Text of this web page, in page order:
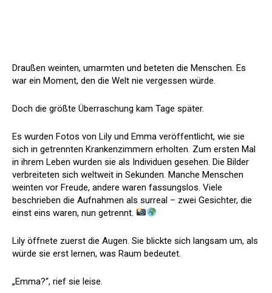
Draußen weinten, umarmten und beteten die Menschen. Es
war ein Moment, den die Welt nie vergessen würde.
Doch die größte Überraschung kam Tage später.
Es wurden Fotos von Lily und Emma veröffentlicht, wie sie
sich in getrennten Krankenzimmern erholten. Zum ersten Mal
in ihrem Leben wurden sie als Individuen gesehen. Die Bilder
verbreiteten sich weltweit in Sekunden. Manche Menschen
weinten vor Freude, andere waren fassungslos. Viele
beschrieben die Aufnahmen als surreal – zwei Gesichter, die
einst eins waren, nun getrennt.
Lily öffnete zuerst die Augen. Sie blickte sich langsam um, als
würde sie erst lernen, was Raum bedeutet.
„Emma?“, rief sie leise.